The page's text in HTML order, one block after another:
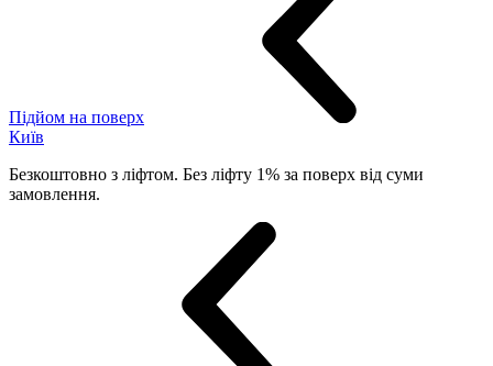
Підйом на поверх
Київ
Безкоштовно з ліфтом. Без ліфту 1% за поверх від суми
замовлення.